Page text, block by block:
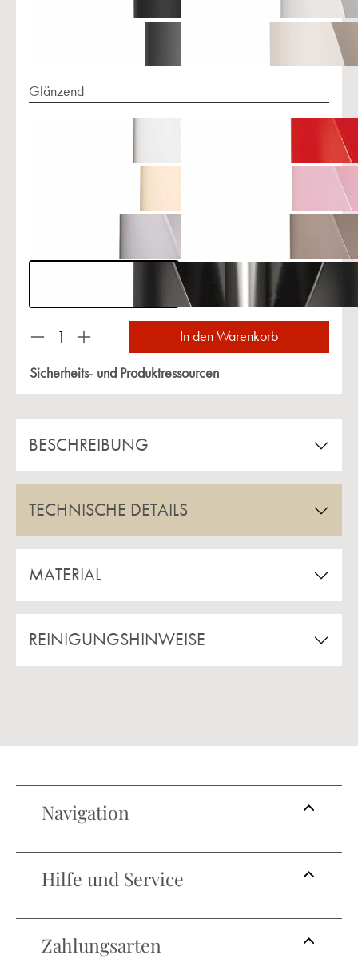
Glänzend
Produkt Anzahl: Gib den gewünschten Wert
In den Warenkorb
Sicherheits- und Produktressourcen
BESCHREIBUNG
TECHNISCHE DETAILS
MATERIAL
REINIGUNGSHINWEISE
Navigation
Hilfe und Service
Zahlungsarten